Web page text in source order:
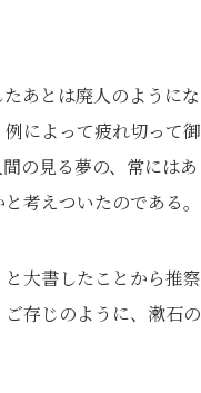
あとは廃人のように
によって疲れ切って
の見る夢の、常には
考えついたのである。
大書したことから推
存じのように、漱石